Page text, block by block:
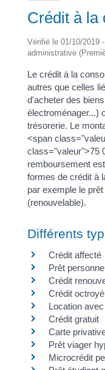
Crédit à la
Vérifié le 01/10/2019
administrative
Le crédit à la
autres que celles
d'acheter des
électroménager...)
trésorerie. Le
<span
class="valeur">75
remboursement
formes de crédit à
par exemple le
(renouvelable).
Différents
Crédit affecté
Prêt
Crédit
Crédit
Location
Crédit gratuit
Carte
Prêt viager
Microcrédit